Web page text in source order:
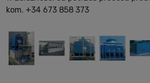
kom. +34 673 858 373